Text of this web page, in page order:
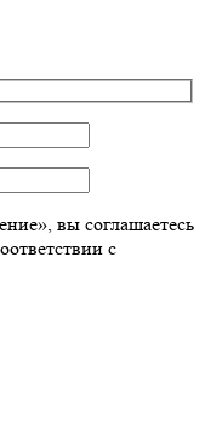
вы соглашаетесь
с